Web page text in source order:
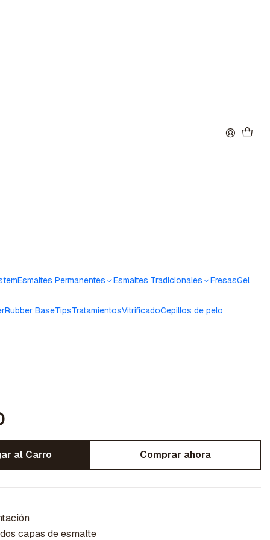
Esmaltes Permanentes Esmaltes Tradicionales FresasGel
Rubber BaseTipsTratamientosVitrificadoCepillos de pelo
al Carro Comprar ahora
capas de esmalte